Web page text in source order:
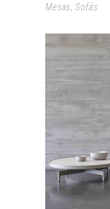
Mesas,Sofás